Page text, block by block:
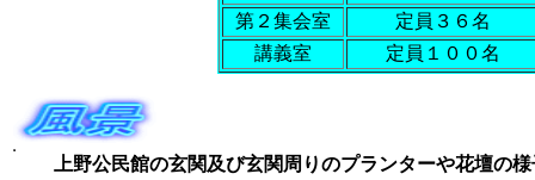
第２集会室
定員３６名
講義室
定員１００名
上野公民館の玄関及び玄関周りのプランターや花壇の様